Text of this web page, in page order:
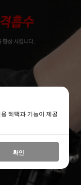
혜택과 기능이 제공
확인